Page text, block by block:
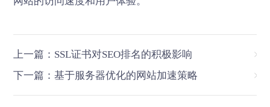
上一篇：SSL证书对SEO排名的积极影响
下一篇：基于服务器优化的网站加速策略